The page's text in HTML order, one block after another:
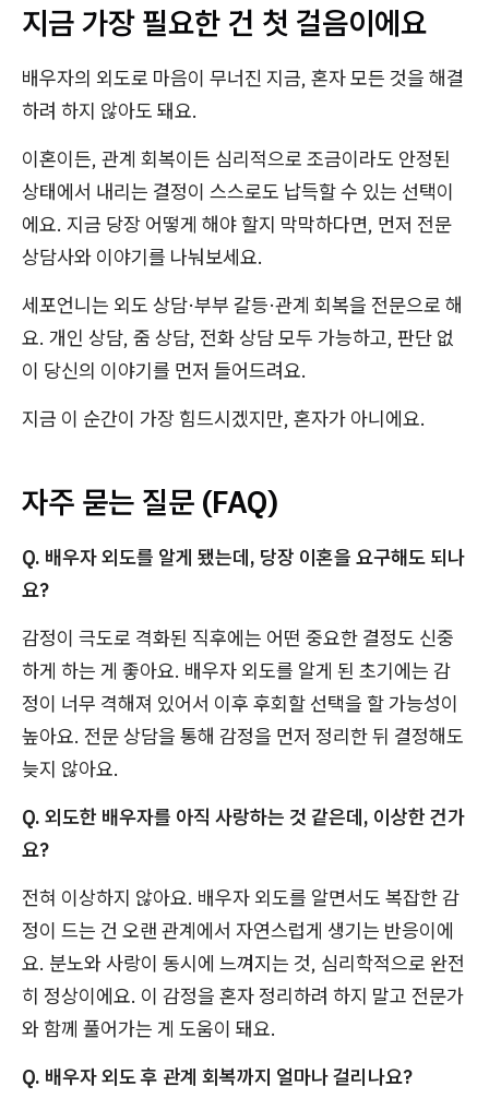
지금 가장 필요한 건 첫 걸음이에요
배우자의 외도로 마음이 무너진 지금, 혼자 모든 것을 해결
하려 하지 않아도 돼요.
이혼이든, 관계 회복이든 심리적으로 조금이라도 안정된
상태에서 내리는 결정이 스스로도 납득할 수 있는 선택이
에요. 지금 당장 어떻게 해야 할지 막막하다면, 먼저 전문
상담사와 이야기를 나눠보세요.
세포언니는 외도 상담·부부 갈등·관계 회복을 전문으로 해
요. 개인 상담, 줌 상담, 전화 상담 모두 가능하고, 판단 없
이 당신의 이야기를 먼저 들어드려요.
지금 이 순간이 가장 힘드시겠지만, 혼자가 아니에요.
자주 묻는 질문 (FAQ)
Q. 배우자 외도를 알게 됐는데, 당장 이혼을 요구해도 되나
요?
감정이 극도로 격화된 직후에는 어떤 중요한 결정도 신중
하게 하는 게 좋아요. 배우자 외도를 알게 된 초기에는 감
정이 너무 격해져 있어서 이후 후회할 선택을 할 가능성이
높아요. 전문 상담을 통해 감정을 먼저 정리한 뒤 결정해도
늦지 않아요.
Q. 외도한 배우자를 아직 사랑하는 것 같은데, 이상한 건가
요?
전혀 이상하지 않아요. 배우자 외도를 알면서도 복잡한 감
정이 드는 건 오랜 관계에서 자연스럽게 생기는 반응이에
요. 분노와 사랑이 동시에 느껴지는 것, 심리학적으로 완전
히 정상이에요. 이 감정을 혼자 정리하려 하지 말고 전문가
와 함께 풀어가는 게 도움이 돼요.
Q. 배우자 외도 후 관계 회복까지 얼마나 걸리나요?